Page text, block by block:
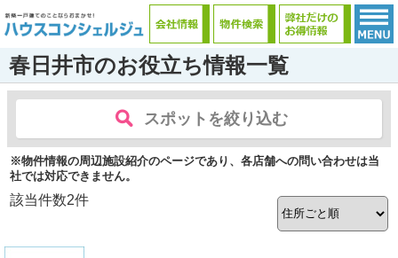
春日井市のお役立ち情報一覧
スポットを絞り込む
※物件情報の周辺施設紹介のページであり、各店舗への問い合わせは当
社では対応できません。
該当件数2件